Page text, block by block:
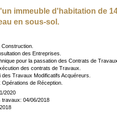
immeuble d'habitation de
en sous-sol.
des Entreprises.
pour la passation des Contrats de
des contrats de Travaux.
Travaux Modificatifs Acquéreurs.
de Réception.
2020
travaux: 04/06/2018